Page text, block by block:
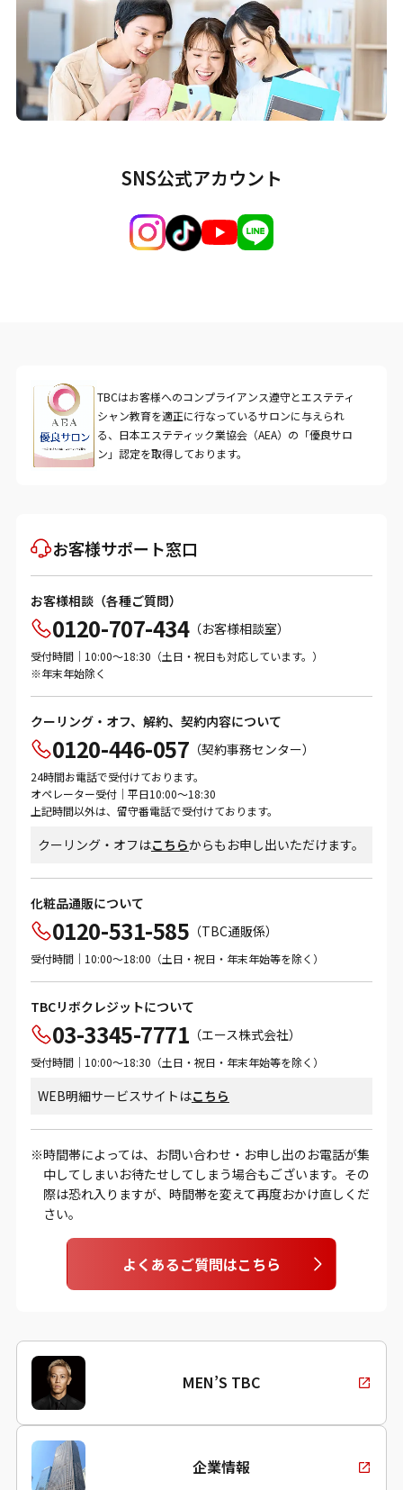
SNS公式アカウント
TBCはお客様へのコンプライアンス遵守とエステティ
シャン教育を適正に行なっているサロンに与えられ
る、日本エステティック業協会（AEA）の「優良サロ
ン」認定を取得しております。
お客様サポート窓口
お客様相談（各種ご質問）
0120-707-434（お客様相談室）
受付時間｜10:00～18:30（土日・祝日も対応しています。）
※年末年始除く
クーリング・オフ、解約、契約内容について
0120-446-057 （契約事務センター）
24時間お電話で受付けております。
オペレーター受付｜平日10:00～18:30
上記時間以外は、留守番電話で受付けております。
クーリング・オフはこちらからもお申し出いただけます。
化粧品通販について
0120-531-585 （TBC通販係）
受付時間｜10:00～18:00（土日・祝日・年末年始等を除く）
TBCリボクレジットについて
03-3345-7771 （エース株式会社）
受付時間｜10:00～18:30（土日・祝日・年末年始等を除く）
WEB明細サービスサイトはこちら
時間帯によっては、お問い合わせ・お申し出のお電話が集
中してしまいお待たせしてしまう場合もございます。その
際は恐れ入りますが、時間帯を変えて再度おかけ直しくだ
さい。
よくあるご質問はこちら
MEN’S TBC
企業情報